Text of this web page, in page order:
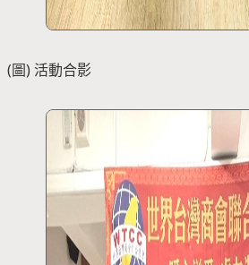
(圖) 活動合影